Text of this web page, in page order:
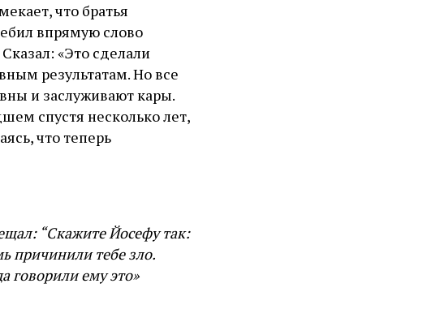
что братья
впрямую слово
«Это сделали
результатам. Но все
и заслуживают кары.
спустя несколько лет,
что теперь
“Скажите Йосефу так:
причинили тебе зло.
говорили ему это»